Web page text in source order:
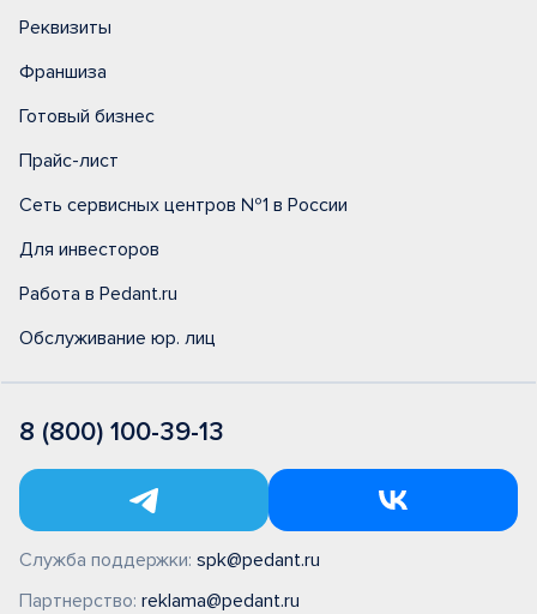
Реквизиты
Франшиза
Готовый бизнес
Прайс-лист
Сеть сервисных центров №1 в России
Для инвесторов
Работа в Pedant.ru
Обслуживание юр. лиц
8 (800) 100-39-13
Служба поддержки: spk@pedant.ru
Партнерство: reklama@pedant.ru